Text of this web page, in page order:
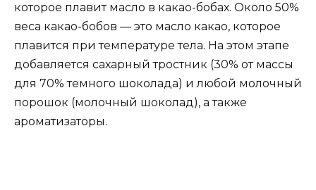
которое плавит масло в какао-бобах. Около 50%
веса какао-бобов — это масло какао, которое
плавится при температуре тела. На этом этапе
добавляется сахарный тростник (30% от массы
для 70% темного шоколада) и любой молочный
порошок (молочный шоколад), а также
ароматизаторы.